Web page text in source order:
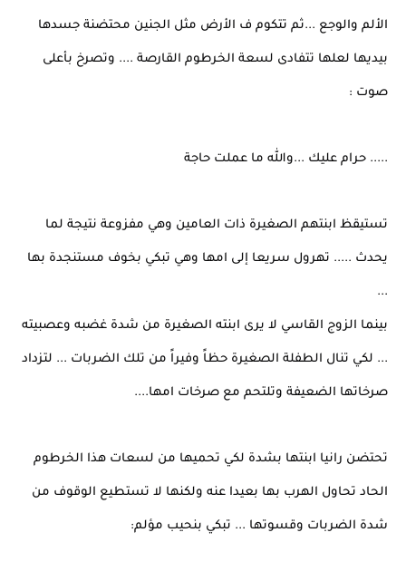
الألم والوجع ...ثم تتكوم ف الأرض مثل الجنين محتضنة جسدها
بيديها لعلها تتفادى لسعة الخرطوم القارصة .... وتصرخ بأعلى
صوت :
..... حرام عليك ...والله ما عملت حاجة
تستيقظ ابنتهم الصغيرة ذات العامين وهي مفزوعة نتيجة لما
يحدث ..... تهرول سريعا إلى امها وهي تبكي بخوف مستنجدة بها
...
بينما الزوج القاسي لا يرى ابنته الصغيرة من شدة غضبه وعصبيته
... لكي تنال الطفلة الصغيرة حظاً وفيراً من تلك الضربات ... لتزداد
صرخاتها الضعيفة وتلتحم مع صرخات امها....
تحتضن رانيا ابنتها بشدة لكي تحميها من لسعات هذا الخرطوم
الحاد تحاول الهرب بها بعيدا عنه ولكنها لا تستطيع الوقوف من
شدة الضربات وقسوتها ... تبكي بنحيب مؤلم: